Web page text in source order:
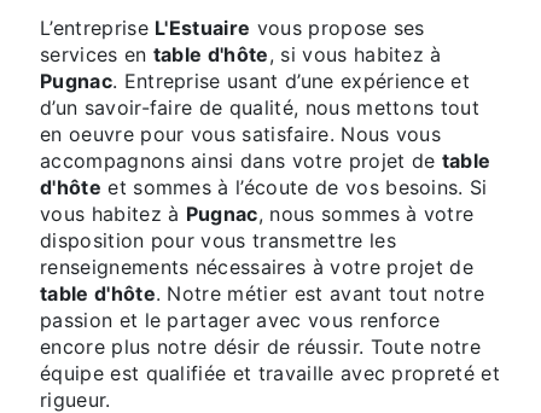
L’entreprise L'Estuaire vous propose ses
services en table d'hôte, si vous habitez à
Pugnac. Entreprise usant d’une expérience et
d’un savoir-faire de qualité, nous mettons tout
en oeuvre pour vous satisfaire. Nous vous
accompagnons ainsi dans votre projet de table
d'hôte et sommes à l’écoute de vos besoins. Si
vous habitez à Pugnac, nous sommes à votre
disposition pour vous transmettre les
renseignements nécessaires à votre projet de
table d'hôte. Notre métier est avant tout notre
passion et le partager avec vous renforce
encore plus notre désir de réussir. Toute notre
équipe est qualifiée et travaille avec propreté et
rigueur.